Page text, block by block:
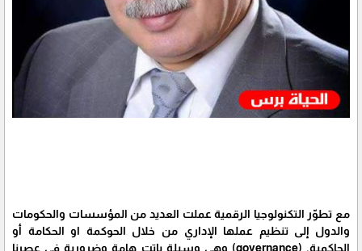
مع تطوّر التكنولوجيا الرقمية عملت العديد من المؤسسات والحكومات
والدول إلى تنظيم عملها الإداري من خلال الحوكمة او الحكامة أو
الحاكمية. (governance) وهي وسيلة باتت هامة وضرورية في عصرنا